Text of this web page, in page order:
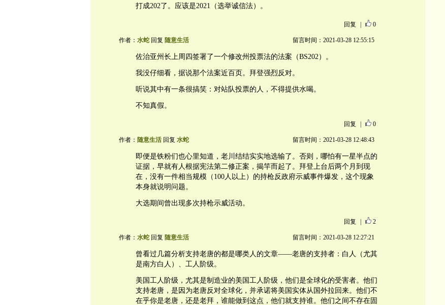
打成202了。应该是2021（选举诚信法）。
回复 0
作者： 水蛇回复 随意生活 留言时间：2021-03-28 12:55:15
佐治亚州长上周四签署了一个修改州投票法的法案（BS202）。
我没仔细看，据说那个法案近百页。拜登强烈反对。
听说其中有一条很搞笑：对站队投票的人，不得提供水喝。
不知真假。
回复 0
作者： 随意生活回复 水蛇 留言时间：2021-03-28 12:48:43
即便是铁粉们也心里知道，老川结结实实地选输了。否则，哪怕有一星半点的
证据，早就有人根据宪法第二修正案，揭竿而起了。拜登上台后两个月到现
在，没有一件相当规模（100人以上）的持枪反政府示威事件爆发，这个现象
本身就说明问题。
大选期间曾出现多次持枪示威活动。
回复 2
作者： 水蛇回复 随意生活 留言时间：2021-03-28 12:27:21
曾看过几篇分析支持老唐的都是哪类人的文章——老唐的支持者：白人（尤其
是南方白人）、工人阶级。
美国工人阶级，尤其是制造业的美国工人阶级，他们是全球化的受害者。他们
支持老唐，是因为老唐反对全球化，并承诺将美国实体从国外拉回来。他们不
在乎你是老唐，还是老拜，谁能做到这点，他们就支持谁。他们之间不存在固